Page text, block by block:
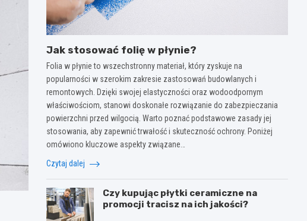
Jak stosować folię w płynie?
Folia w płynie to wszechstronny materiał, który zyskuje na
popularności w szerokim zakresie zastosowań budowlanych i
remontowych. Dzięki swojej elastyczności oraz wodoodpornym
właściwościom, stanowi doskonałe rozwiązanie do zabezpieczania
powierzchni przed wilgocią. Warto poznać podstawowe zasady jej
stosowania, aby zapewnić trwałość i skuteczność ochrony. Poniżej
omówiono kluczowe aspekty związane…
Czytaj dalej
Czy kupując płytki ceramiczne na
promocji tracisz na ich jakości?